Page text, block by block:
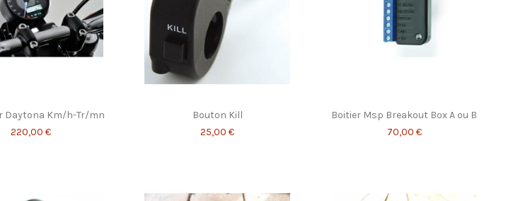
Daytona Km/h-Tr/mn
220,00 €
Bouton Kill
25,00 €
Boitier Msp Breakout Box A ou B
70,00 €